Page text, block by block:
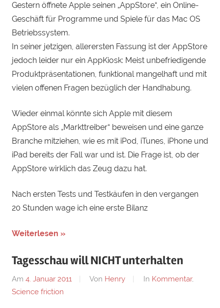
Gestern öffnete Apple seinen „AppStore“, ein Online-
Geschäft für Programme und Spiele für das Mac OS
Betriebssystem.
In seiner jetzigen, allerersten Fassung ist der AppStore
jedoch leider nur ein AppKiosk: Meist unbefriedigende
Produktpräsentationen, funktional mangelhaft und mit
vielen offenen Fragen bezüglich der Handhabung.
Wieder einmal könnte sich Apple mit diesem
AppStore als „Markttreiber“ beweisen und eine ganze
Branche mitziehen, wie es mit iPod, iTunes, iPhone und
iPad bereits der Fall war und ist. Die Frage ist, ob der
AppStore wirklich das Zeug dazu hat.
Nach ersten Tests und Testkäufen in den vergangen
20 Stunden wage ich eine erste Bilanz
Weiterlesen »
Tagesschau will NICHT unterhalten
Am 4. Januar 2011 Von Henry In Kommentar,
Science friction